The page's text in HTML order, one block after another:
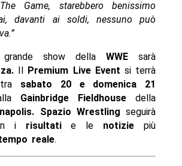
Game, starebbero benissimo
davanti ai soldi, nessuno può
grande show dellaWWE sarà
Il Premium Live Event si terrà
sabato 20 e domenica 21
Gainbridge Fieldhouse della
Spazio Wrestling seguirà
i risultatie le notizie più
reale.